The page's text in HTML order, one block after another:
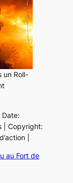
un Roll-
Date:
| Copyright:
|
au Fort de